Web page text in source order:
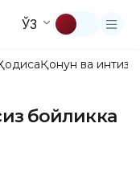
ЎЗ
Қонун ва
бойликка